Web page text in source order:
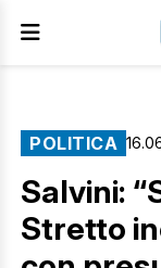
POLITICA
Salvini:
Stretto